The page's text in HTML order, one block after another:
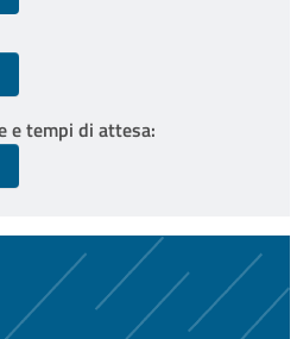
e tempi di attesa